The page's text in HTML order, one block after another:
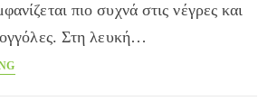
πιο συχνά στις νέγρες και
Στη λευκή…